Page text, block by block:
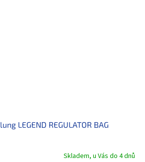
LEGEND REGULATOR BAG
Skladem, u Vás do 4 dnů